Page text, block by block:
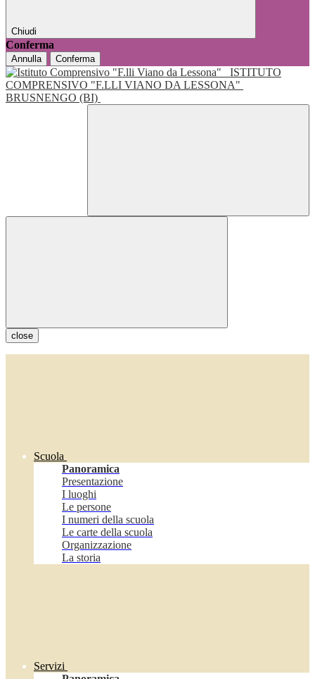
Chiudi
Conferma
Annulla Conferma
ISTITUTO
COMPRENSIVO "F.LLI VIANO DA LESSONA"
BRUSNENGO (BI)
close
Scuola
Panoramica
Presentazione
I luoghi
Le persone
I numeri della scuola
Le carte della scuola
Organizzazione
La storia
Servizi